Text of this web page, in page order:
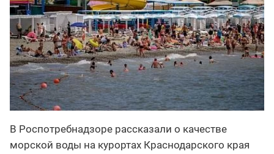
В Роспотребнадзоре рассказали о качестве
морской воды на курортах Краснодарского края